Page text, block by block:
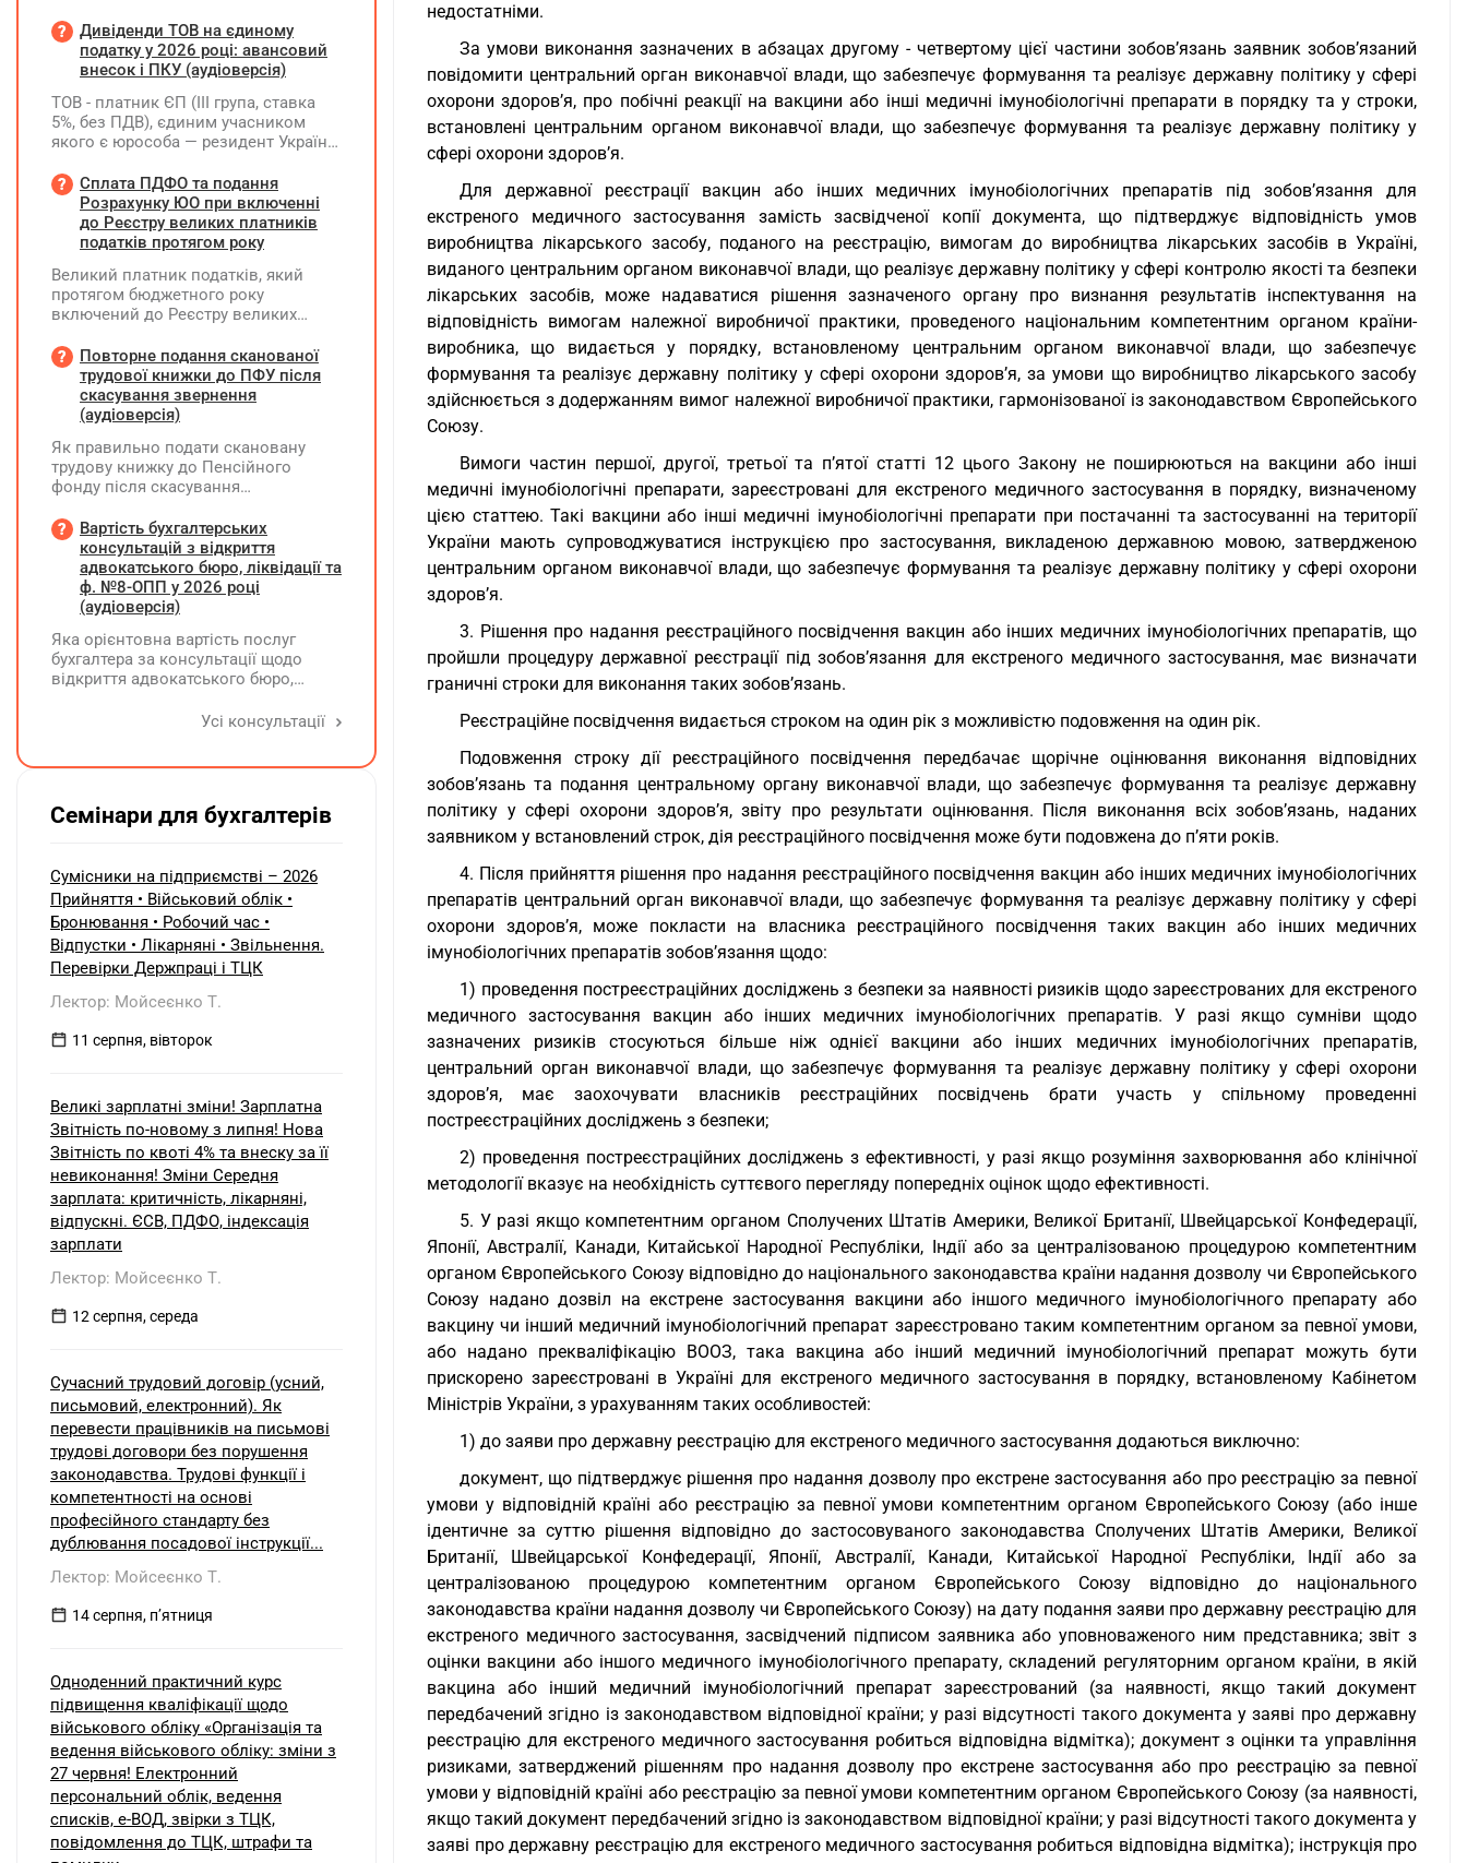
недостатніми.
За умови виконання зазначених в абзацах другому - четвертому цієї частини зобов’язань заявник зобов’язаний
повідомити центральний орган виконавчої влади, що забезпечує формування та реалізує державну політику у сфері
охорони здоров’я, про побічні реакції на вакцини або інші медичні імунобіологічні препарати в порядку та у строки,
встановлені центральним органом виконавчої влади, що забезпечує формування та реалізує державну політику у
сфері охорони здоров’я.
Для державної реєстрації вакцин або інших медичних імунобіологічних препаратів під зобов’язання для
екстреного медичного застосування замість засвідченої копії документа, що підтверджує відповідність умов
виробництва лікарського засобу, поданого на реєстрацію, вимогам до виробництва лікарських засобів в Україні,
виданого центральним органом виконавчої влади, що реалізує державну політику у сфері контролю якості та безпеки
лікарських засобів, може надаватися рішення зазначеного органу про визнання результатів інспектування на
відповідність вимогам належної виробничої практики, проведеного національним компетентним органом країни-
виробника, що видається у порядку, встановленому центральним органом виконавчої влади, що забезпечує
формування та реалізує державну політику у сфері охорони здоров’я, за умови що виробництво лікарського засобу
здійснюється з додержанням вимог належної виробничої практики, гармонізованої із законодавством Європейського
Союзу.
Вимоги частин першої, другої, третьої та п’ятої статті 12 цього Закону не поширюються на вакцини або інші
медичні імунобіологічні препарати, зареєстровані для екстреного медичного застосування в порядку, визначеному
цією статтею. Такі вакцини або інші медичні імунобіологічні препарати при постачанні та застосуванні на території
України мають супроводжуватися інструкцією про застосування, викладеною державною мовою, затвердженою
центральним органом виконавчої влади, що забезпечує формування та реалізує державну політику у сфері охорони
здоров’я.
3. Рішення про надання реєстраційного посвідчення вакцин або інших медичних імунобіологічних препаратів, що
пройшли процедуру державної реєстрації під зобов’язання для екстреного медичного застосування, має визначати
граничні строки для виконання таких зобов’язань.
Реєстраційне посвідчення видається строком на один рік з можливістю подовження на один рік.
Подовження строку дії реєстраційного посвідчення передбачає щорічне оцінювання виконання відповідних
зобов’язань та подання центральному органу виконавчої влади, що забезпечує формування та реалізує державну
політику у сфері охорони здоров’я, звіту про результати оцінювання. Після виконання всіх зобов’язань, наданих
заявником у встановлений строк, дія реєстраційного посвідчення може бути подовжена до п’яти років.
4. Після прийняття рішення про надання реєстраційного посвідчення вакцин або інших медичних імунобіологічних
препаратів центральний орган виконавчої влади, що забезпечує формування та реалізує державну політику у сфері
охорони здоров’я, може покласти на власника реєстраційного посвідчення таких вакцин або інших медичних
імунобіологічних препаратів зобов’язання щодо:
1) проведення постреєстраційних досліджень з безпеки за наявності ризиків щодо зареєстрованих для екстреного
медичного застосування вакцин або інших медичних імунобіологічних препаратів. У разі якщо сумніви щодо
зазначених ризиків стосуються більше ніж однієї вакцини або інших медичних імунобіологічних препаратів,
центральний орган виконавчої влади, що забезпечує формування та реалізує державну політику у сфері охорони
здоров’я, має заохочувати власників реєстраційних посвідчень брати участь у спільному проведенні
постреєстраційних досліджень з безпеки;
2) проведення постреєстраційних досліджень з ефективності, у разі якщо розуміння захворювання або клінічної
методології вказує на необхідність суттєвого перегляду попередніх оцінок щодо ефективності.
5. У разі якщо компетентним органом Сполучених Штатів Америки, Великої Британії, Швейцарської Конфедерації,
Японії, Австралії, Канади, Китайської Народної Республіки, Індії або за централізованою процедурою компетентним
органом Європейського Союзу відповідно до національного законодавства країни надання дозволу чи Європейського
Союзу надано дозвіл на екстрене застосування вакцини або іншого медичного імунобіологічного препарату або
вакцину чи інший медичний імунобіологічний препарат зареєстровано таким компетентним органом за певної умови,
або надано прекваліфікацію ВООЗ, така вакцина або інший медичний імунобіологічний препарат можуть бути
прискорено зареєстровані в Україні для екстреного медичного застосування в порядку, встановленому Кабінетом
Міністрів України, з урахуванням таких особливостей:
1) до заяви про державну реєстрацію для екстреного медичного застосування додаються виключно:
документ, що підтверджує рішення про надання дозволу про екстрене застосування або про реєстрацію за певної
умови у відповідній країні або реєстрацію за певної умови компетентним органом Європейського Союзу (або інше
ідентичне за суттю рішення відповідно до застосовуваного законодавства Сполучених Штатів Америки, Великої
Британії, Швейцарської Конфедерації, Японії, Австралії, Канади, Китайської Народної Республіки, Індії або за
централізованою процедурою компетентним органом Європейського Союзу відповідно до національного
законодавства країни надання дозволу чи Європейського Союзу) на дату подання заяви про державну реєстрацію для
екстреного медичного застосування, засвідчений підписом заявника або уповноваженого ним представника; звіт з
оцінки вакцини або іншого медичного імунобіологічного препарату, складений регуляторним органом країни, в якій
вакцина або інший медичний імунобіологічний препарат зареєстрований (за наявності, якщо такий документ
передбачений згідно із законодавством відповідної країни; у разі відсутності такого документа у заяві про державну
реєстрацію для екстреного медичного застосування робиться відповідна відмітка); документ з оцінки та управління
ризиками, затверджений рішенням про надання дозволу про екстрене застосування або про реєстрацію за певної
умови у відповідній країні або реєстрацію за певної умови компетентним органом Європейського Союзу (за наявності,
якщо такий документ передбачений згідно із законодавством відповідної країни; у разі відсутності такого документа у
заяві про державну реєстрацію для екстреного медичного застосування робиться відповідна відмітка); інструкція про
Дивіденди ТОВ на єдиному
податку у 2026 році: авансовий
внесок і ПКУ (аудіоверсія)
ТОВ - платник ЄП (ІІІ група, ставка
5%, без ПДВ), єдиним учасником
якого є юрособа — резидент України,
виплатити дивіденди за рахунок
нерозподіленого прибутку 2024–
2025 років у сумі 15 млн грн. Які
податкові наслідки виникають у
Сплата ПДФО та подання
Розрахунку ЮО при включенні
до Реєстру великих платників
податків протягом року
Великий платник податків, який
протягом бюджетного року
включений до Реєстру великих
за місцем попереднього обліку, а
Податковий розрахунок подає за
новим (основним) місцем обліку
Повторне подання сканованої
трудової книжки до ПФУ після
скасування звернення
(аудіоверсія)
Як правильно подати скановану
трудову книжку до Пенсійного
фонду після скасування
відсутність підпису на титульній
сторінці — надсилати лише
виправлену сторінку чи всю трудову
книжку заново?
Вартість бухгалтерських
консультацій з відкриття
адвокатського бюро, ліквідації та
ф. №8-ОПП у 2026 році
(аудіоверсія)
Яка орієнтовна вартість послуг
бухгалтера за консультації щодо
відкриття адвокатського бюро,
діяльності та подання звіту за
Усі консультації
Семінари для бухгалтерів
Сумісники на підприємстві – 2026
Прийняття • Військовий облік •
Бронювання • Робочий час •
Відпустки • Лікарняні • Звільнення.
Перевірки Держпраці і ТЦК
Лектор: Мойсеєнко Т.
11 серпня, вівторок
Великі зарплатні зміни! Зарплатна
Звітність по-новому з липня! Нова
Звітність по квоті 4% та внеску за її
невиконання! Зміни Середня
зарплата: критичність, лікарняні,
відпускні. ЄСВ, ПДФО, індексація
зарплати
Лектор: Мойсеєнко Т.
12 серпня, середа
Сучасний трудовий договір (усний,
письмовий, електронний). Як
перевести працівників на письмові
трудові договори без порушення
законодавства. Трудові функції і
компетентності на основі
професійного стандарту без
дублювання посадової інструкції...
Лектор: Мойсеєнко Т.
14 серпня, пʼятниця
Одноденний практичний курс
підвищення кваліфікації щодо
військового обліку «Організація та
ведення військового обліку: зміни з
27 червня! Електронний
персональний облік, ведення
списків, е-ВОД, звірки з ТЦК,
повідомлення до ТЦК, штрафи та